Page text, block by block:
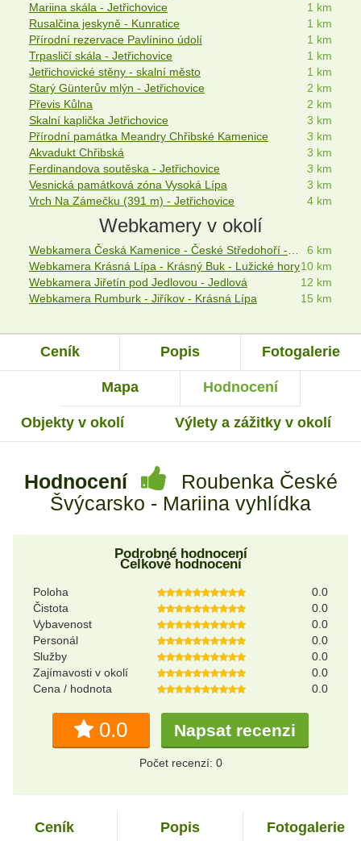
Mariina skála - Jetřichovice
1 km
Rusalčina jeskyně - Kunratice
1 km
Přírodní rezervace Pavlínino údolí
1 km
Trpasličí skála - Jetřichovice
1 km
Jetřichovické stěny - skalní město
1 km
Starý Günterův mlýn - Jetřichovice
2 km
Převis Kůlna
2 km
Skalní kaplička Jetřichovice
3 km
Přírodní památka Meandry Chřibské Kamenice
3 km
Akvadukt Chřibská
3 km
Ferdinandova soutěska - Jetřichovice
3 km
Vesnická památková zóna Vysoká Lípa
3 km
Vrch Na Zámečku (391 m) - Jetřichovice
4 km
Webkamery v okolí
6 km
Webkamera Krásná Lípa - Krásný Buk - Lužické hory10 km
Webkamera Jiřetín pod Jedlovou - Jedlová
12 km
Webkamera Rumburk - Jiříkov - Krásná Lípa
15 km
Ceník Popis Fotogalerie
Mapa Hodnocení
Objekty v okolí Výlety a zážitky v okolí
Hodnocení
Roubenka České
Švýcarsko - Mariina vyhlídka
Podrobné hodnocení
Celkové hodnocení
Poloha
0.0
Čistota
0.0
Vybavenost
0.0
Personál
0.0
Služby
0.0
Zajímavosti v okolí
0.0
Cena / hodnota
0.0
0.0 Napsat recenzi
Počet recenzí: 0
Ceník Popis Fotogalerie